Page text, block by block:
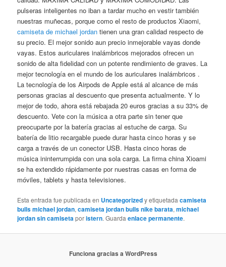
pulseras inteligentes no iban a tardar mucho en vestir también
nuestras muñecas, porque como el resto de productos Xiaomi,
camiseta de michael jordan tienen una gran calidad respecto de
su precio. El mejor sonido aun precio inmejorable vayas donde
vayas. Estos auriculares inalámbricos mejorados ofrecen un
sonido de alta fidelidad con un potente rendimiento de graves. La
mejor tecnología en el mundo de los auriculares inalámbricos .
La tecnología de los Airpods de Apple está al alcance de más
personas gracias al descuento que presenta actualmente. Y lo
mejor de todo, ahora está rebajada 20 euros gracias a su 33% de
descuento. Vete con la música a otra parte sin tener que
preocuparte por la batería gracias al estuche de carga. Su
batería de litio recargable puede durar hasta cinco horas y se
carga a través de un conector USB. Hasta cinco horas de
música ininterrumpida con una sola carga. La firma china Xioami
se ha extendido rápidamente por nuestras casas en forma de
móviles, tablets y hasta televisiones.
Esta entrada fue publicada en Uncategorizedy etiquetadacamiseta
bulls michael jordan,camiseta jordan bulls nike barata,michael
jordan sin camisetaporistern. Guardaenlace permanente.
Funciona gracias a WordPress